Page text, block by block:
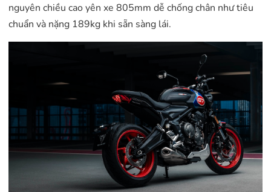
nguyên chiều cao yên xe 805mm dễ chống chân như tiêu
chuẩn và nặng 189kg khi sẵn sàng lái.